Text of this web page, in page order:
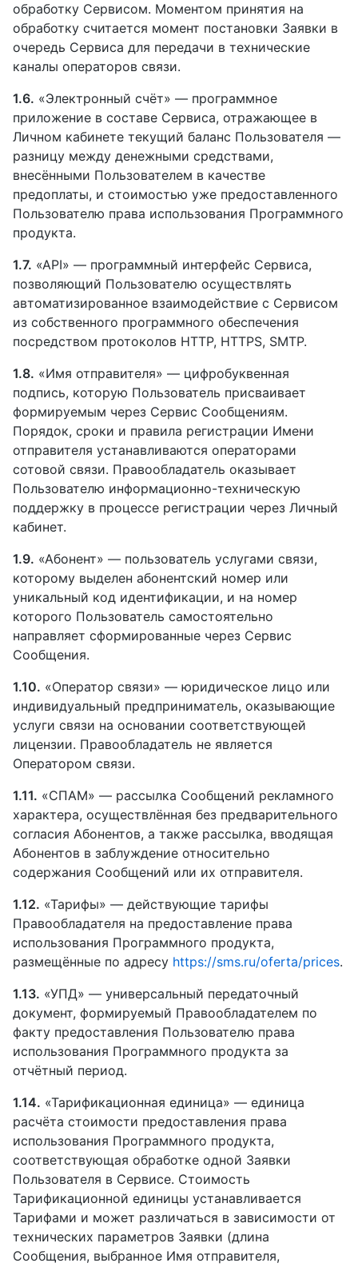
обработку Сервисом. Моментом принятия на
обработку считается момент постановки Заявки в
очередь Сервиса для передачи в технические
каналы операторов связи.
1.6. «Электронный счёт» — программное
приложение в составе Сервиса, отражающее в
Личном кабинете текущий баланс Пользователя —
разницу между денежными средствами,
внесёнными Пользователем в качестве
предоплаты, и стоимостью уже предоставленного
Пользователю права использования Программного
продукта.
1.7. «API» — программный интерфейс Сервиса,
позволяющий Пользователю осуществлять
автоматизированное взаимодействие с Сервисом
из собственного программного обеспечения
посредством протоколов HTTP, HTTPS, SMTP.
1.8. «Имя отправителя» — цифробуквенная
подпись, которую Пользователь присваивает
формируемым через Сервис Сообщениям.
Порядок, сроки и правила регистрации Имени
отправителя устанавливаются операторами
сотовой связи. Правообладатель оказывает
Пользователю информационно-техническую
поддержку в процессе регистрации через Личный
кабинет.
1.9. «Абонент» — пользователь услугами связи,
которому выделен абонентский номер или
уникальный код идентификации, и на номер
которого Пользователь самостоятельно
направляет сформированные через Сервис
Сообщения.
1.10. «Оператор связи» — юридическое лицо или
индивидуальный предприниматель, оказывающие
услуги связи на основании соответствующей
лицензии. Правообладатель не является
Оператором связи.
1.11. «СПАМ» — рассылка Сообщений рекламного
характера, осуществлённая без предварительного
согласия Абонентов, а также рассылка, вводящая
Абонентов в заблуждение относительно
содержания Сообщений или их отправителя.
1.12. «Тарифы» — действующие тарифы
Правообладателя на предоставление права
использования Программного продукта,
размещённые по адресу https://sms.ru/oferta/prices.
1.13. «УПД» — универсальный передаточный
документ, формируемый Правообладателем по
факту предоставления Пользователю права
использования Программного продукта за
отчётный период.
1.14. «Тарификационная единица» — единица
расчёта стоимости предоставления права
использования Программного продукта,
соответствующая обработке одной Заявки
Пользователя в Сервисе. Стоимость
Тарификационной единицы устанавливается
Тарифами и может различаться в зависимости от
технических параметров Заявки (длина
Сообщения, выбранное Имя отправителя,